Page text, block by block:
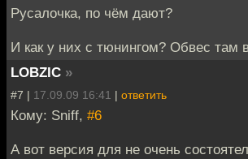
Русалочка, по чём дают?
И как у них с тюнингом? Обвес там
LOBZIC »
#7 | 17.09.09 16:41 | ответить
Кому: Sniff, #6
А вот версия для не очень